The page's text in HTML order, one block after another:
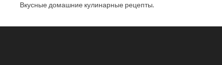
Вкусные домашние кулинарные рецепты.